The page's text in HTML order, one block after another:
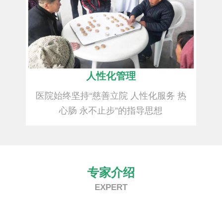
人性化管理
医院始终坚持“慈善立院 人性化服务 热
心肠 永不止步”的指导思想
专家介绍
EXPERT